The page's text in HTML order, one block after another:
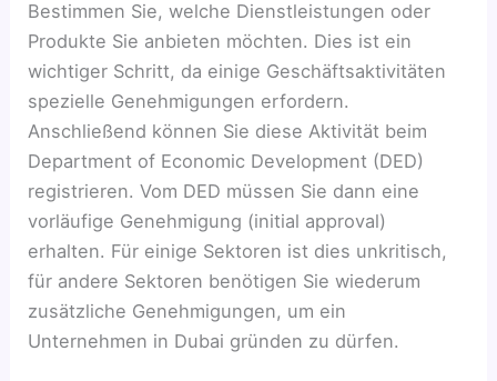
Bestimmen Sie, welche Dienstleistungen oder
Produkte Sie anbieten möchten. Dies ist ein
wichtiger Schritt, da einige Geschäftsaktivitäten
spezielle Genehmigungen erfordern.
Anschließend können Sie diese Aktivität beim
Department of Economic Development (DED)
registrieren. Vom DED müssen Sie dann eine
vorläufige Genehmigung (initial approval)
erhalten. Für einige Sektoren ist dies unkritisch,
für andere Sektoren benötigen Sie wiederum
zusätzliche Genehmigungen, um ein
Unternehmen in Dubai gründen zu dürfen.